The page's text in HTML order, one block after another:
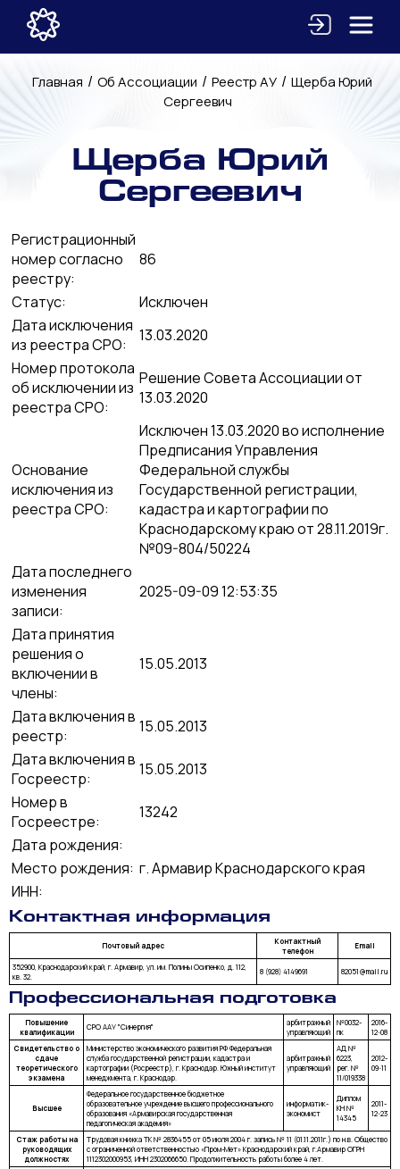
Главная / Об Ассоциации / Реестр АУ / Щерба Юрий
Сергеевич
Щерба Юрий
Сергеевич
Регистрационный
номер согласно
реестру:
86
Статус:
Исключен
Дата исключения
из реестра СРО:
13.03.2020
Номер протокола
об исключении из
реестра СРО:
Решение Совета Ассоциации от
13.03.2020
Основание
исключения из
реестра СРО:
Исключен 13.03.2020 во исполнение
Предписания Управления
Федеральной службы
Государственной регистрации,
кадастра и картографии по
Краснодарскому краю от 28.11.2019г.
№09-804/50224
Дата последнего
изменения
записи:
2025-09-09 12:53:35
Дата принятия
решения о
включении в
члены:
15.05.2013
Дата включения в
реестр:
15.05.2013
Дата включения в
Госреестр:
15.05.2013
Номер в
Госреестре:
13242
Дата рождения:
Место рождения: г. Армавир Краснодарского края
ИНН:
Контактная информация
Почтовый адрес
Контактный
телефон
Email
352900, Краснодарский край, г. Армавир, ул. им. Полины Осипенко, д. 112,
кв. 32.
8 (928) 4149691 82051@mail.ru
Профессиональная подготовка
Повышение
квалификации
СРО ААУ "Синергия"
арбитражный
управляющий
№0032-
пк
2016-
12-08
Свидетельство о
сдаче
теоретического
экзамена
Министерство экономического развития РФ Федеральная
служба государственной регистрации, кадастра и
картографии (Росреестр), г. Краснодар. Южный институт
менеджмента, г. Краснодар.
арбитражный
управляющий
АД №
6223,
рег. №
11/019338
2012-
09-11
Высшее
Федеральное государственное бюджетное
образовательное учреждение высшего профессионального
образования «Армавирская государственная
педагогическая академия»
информатик-
экономист
Диплом
КН №
14345
2011-
12-23
Стаж работы на
руководящих
должностях
Трудовая книжка ТК № 2836455 от 05 июля 2004 г. запись № 11 (01.11.2011г.) по н.в. Общество
с ограниченной ответственностью «Пром-Мет» Краснодарский край, г.Армавир ОГРН
1112302000953, ИНН 2302066650. Продолжительность работы более 4 лет.